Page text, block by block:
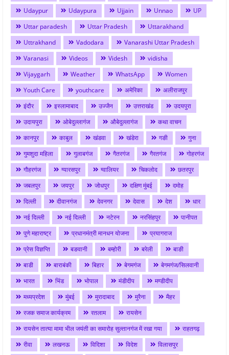
Udaypur
Udaypura Ujjain Unnao
UP
Uttar paradesh
Uttar Pradesh
Uttarakhand
Uttrakhand
Vadodara
Vanarashi Uttar Pradesh
Varanasi
Videos Videsh
vidisha
Vijaygarh
Weather WhatsApp
Women
Youth Care
youthcare अमेरिका
अलीराजपुर
इंदौर
इस्लामाबाद उज्जैन उत्तराखंड
उदयपुरा
उदायपुरा
ओबेदुल्लागंज औबेदुल्लागंज
कथा वाचन
कानपुर
काबुल खंडवा खंडेरा गङी
गुना
गुमशुदा महिला
गुलाबगंज गैतरगंज गैरतगंज
गोहरगंज
गौहरगंज
ग्यारसपुर ग्वालियर चिकलोद
छतरपुर
जबलपुर
जयपुर जोधपुर दक्षिण मुंबई
दमोह
दिल्ली
दीवानगंज देवनगर देवास देश
धार
नई दिल्ली
नई दिल्ली नटेरन नरसिंहपुर
पानीपत
पुणे महाराष्ट्र
प्रधानमंत्री मानधन योजना
प्रयागराज
प्रेस विज्ञप्ति
बङवानी बम्होरी बरेली
बाङी
बाडी
बाराबंकी बिहार बेगमगंज
बेगमगंज/सिलवानी
भारत
भिंड भोपाल मंडीदीप
मण्डीदीप
मध्यप्रदेश
मुंबई मुरादाबाद मुरैना
मैहर
रजक समाज कार्यक्रम
रतलाम
रायसेन
रायसेन तात्या मामा भील जयंती का समारोह सुल्तानगंज में रखा गया
राहतगढ़
रीवा
लखनऊ विदिशा विदेश
विलासपुर